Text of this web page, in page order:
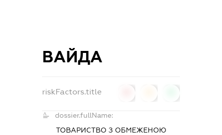
ВАЙДА
riskFactors.title
dossier.fullName:
ТОВАРИСТВО З ОБМЕЖЕНОЮ